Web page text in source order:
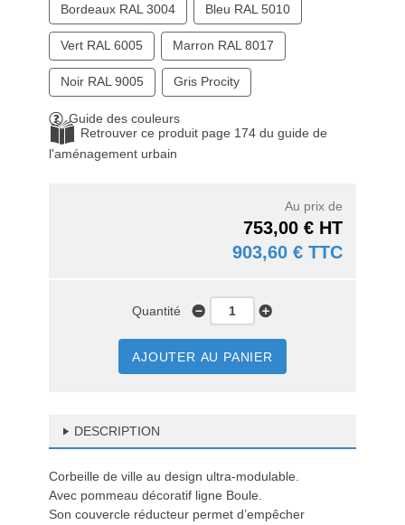
Bordeaux RAL 3004 Bleu RAL 5010
Vert RAL 6005 Marron RAL 8017
Noir RAL 9005 Gris Procity
Guide des couleurs
Retrouver ce produit page 174 du guide de
l'aménagement urbain
Au prix de
753,00 € HT
903,60 € TTC
Quantité
AJOUTER AU PANIER
DESCRIPTION
Corbeille de ville au design ultra-modulable.
Avec pommeau décoratif ligne Boule.
Son couvercle réducteur permet d’empêcher